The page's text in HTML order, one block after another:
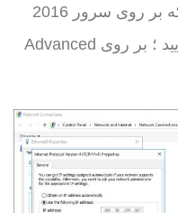
6- در این پنجره آدرس IP اولی که بر روی سرور 2016
شما ثبت شده را مشاهده می‌نمایید ؛ بر روی Advanced